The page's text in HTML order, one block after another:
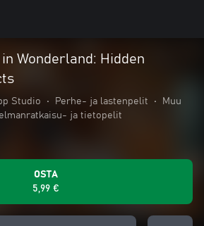
Wonderland: Hidden
Studio • Perhe- ja lastenpelit •
Muu
ja tietopelit
OSTA
5,99 €